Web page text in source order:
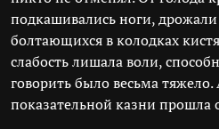
подкашивались ноги,
болтающихся в колодках
слабость лишала воли,
говорить было весьма
показательной казни прошла